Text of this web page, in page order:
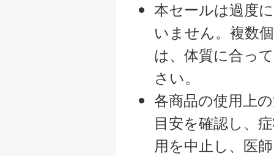
本セールは過度
いません。複数
は、体質に合っ
さい。
各商品の使用上
目安を確認し、
用を中止し、医